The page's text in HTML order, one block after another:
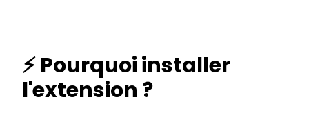
⚡ Pourquoi installer
l'extension ?